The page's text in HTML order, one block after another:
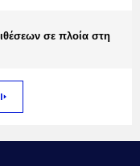
σε πλοία στη